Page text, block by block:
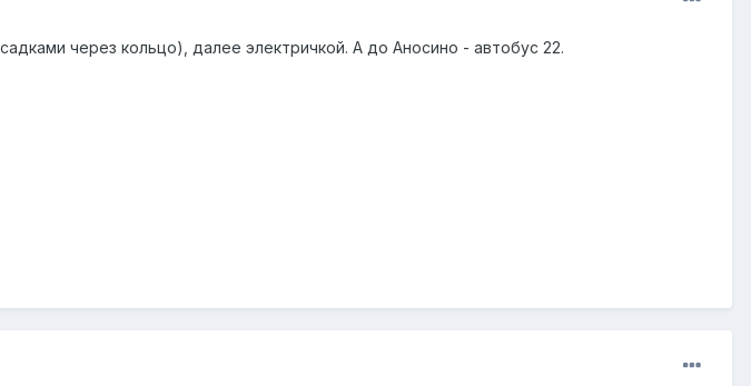
через кольцо), далее электричкой. А до Аносино - автобус 22.